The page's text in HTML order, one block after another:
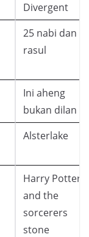
Divergent
25 nabi dan
rasul
Ini aheng
bukan dilan
Alsterlake
Harry Potter
and the
sorcerers
stone